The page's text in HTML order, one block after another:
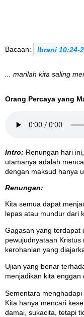
Bacaan: Ibrani 10:24-
... marilah kita saling
Orang Percaya yang
Intro: Renungan hari
utamanya adalah
dengan maksud hanya
Renungan:
Kita semua dapat
lepas atau mundur dari
Gagasan yang terdapat
pewujudnyataan Kristus
kerohanian yang
Ujian yang benar
menjadikan kita
Sementara
Kita hanya mencari
damai, sukacita, tetapi